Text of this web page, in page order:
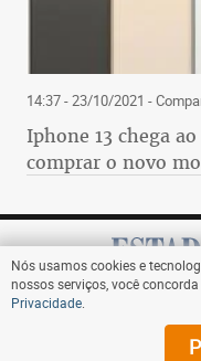
14:37 - 23/10/2021 -
Iphone 13 chega
comprar o novo
Nós usamos cookies e
nossos serviços, você
Privacidade